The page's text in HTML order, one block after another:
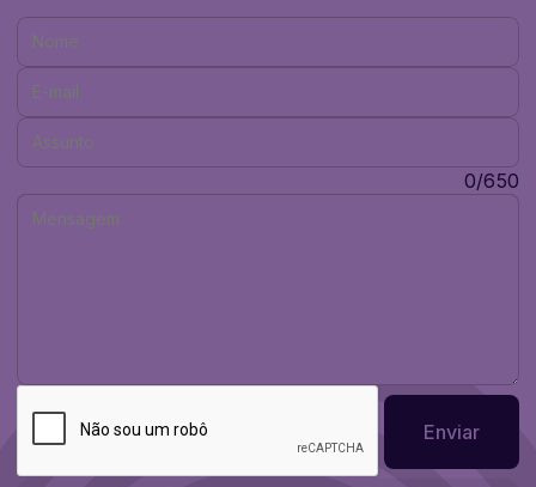
Nome:
E-mail:
Assunto:
0/650
Enviar